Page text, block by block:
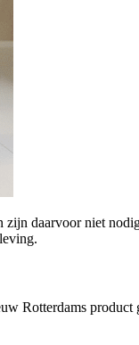
daarvoor niet
Rotterdams